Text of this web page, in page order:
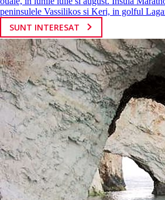
peninsulele Vassilikos si Keri, in golful
SUNT INTERESAT